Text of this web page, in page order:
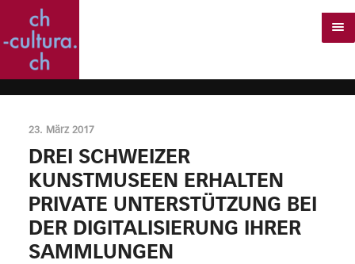
23. März 2017
DREI SCHWEIZER
KUNSTMUSEEN ERHALTEN
PRIVATE UNTERSTÜTZUNG BEI
DER DIGITALISIERUNG IHRER
SAMMLUNGEN